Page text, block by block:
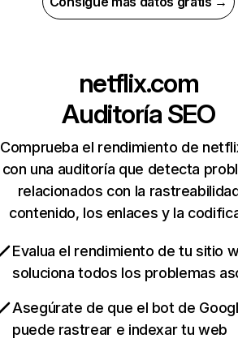
netflix.com
Auditoría SEO
Comprueba el rendimiento de
con una auditoría que detecta
relacionados con la
contenido, los enlaces y la
Evalua el rendimiento de tu sitio
soluciona todos los problemas
Asegúrate de que el bot de
puede rastrear e indexar tu web